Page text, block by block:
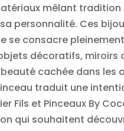
mêlant
personnalité. Ces
se consacre
décoratifs, miroirs
cachée dans les
traduit une
Fils et Pinceaux By
qui souhaitent